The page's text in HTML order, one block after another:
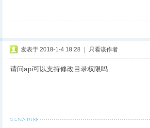
发表于 2018-1-4 18:28 只看该作者
请问api可以支持修改目录权限吗